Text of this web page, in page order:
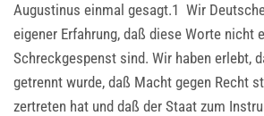
Augustinus einmal gesagt.1 Wir
eigener Erfahrung, daß diese Worte nicht
Schreckgespenst sind. Wir haben erlebt,
getrennt wurde, daß Macht gegen Recht
zertreten hat und daß der Staat zum